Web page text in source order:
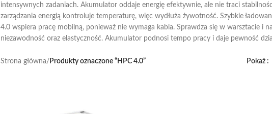
intensywnych zadaniach. Akumulator oddaje energię efektywnie, ale nie traci
zarządzania energią kontroluje temperaturę, więc wydłuża żywotność. Szybkie
4.0 wspiera pracę mobilną, ponieważ nie wymaga kabla. Sprawdza się w warsztacie i
niezawodność oraz elastyczność. Akumulator podnosi tempo pracy i daje pewność
Strona główna/ Produkty oznaczone “HPC 4.0” Pokaż